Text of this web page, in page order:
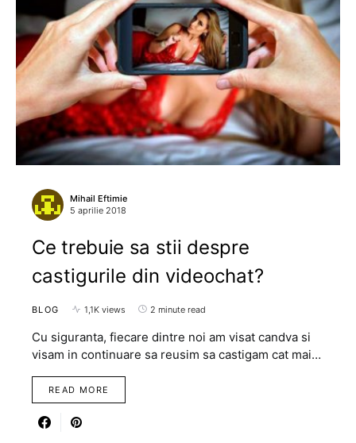
Mihail Eftimie
5 aprilie 2018
Ce trebuie sa stii despre
castigurile din videochat?
BLOG 1,1K views 2 minute read
Cu siguranta, fiecare dintre noi am visat candva si
visam in continuare sa reusim sa castigam cat mai…
READ MORE